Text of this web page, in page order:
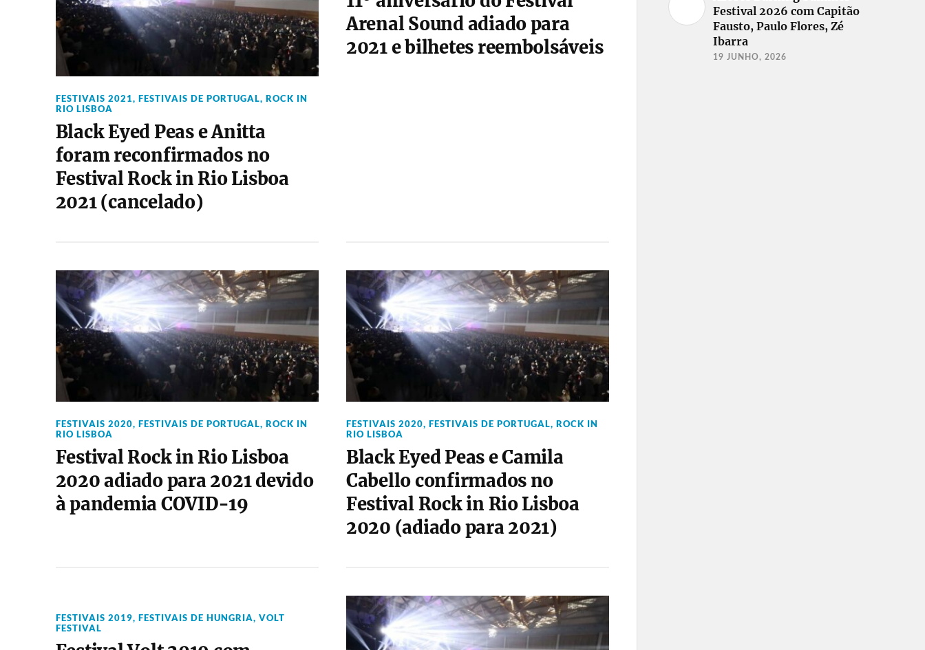
FESTIVAIS 2021, FESTIVAIS DE PORTUGAL, ROCK IN
RIO LISBOA
Black Eyed Peas e Anitta
foram reconfirmados no
Festival Rock in Rio Lisboa
2021 (cancelado)
Arenal Sound adiado para
2021 e bilhetes reembolsáveis
FESTIVAIS 2020, FESTIVAIS DE PORTUGAL, ROCK IN
RIO LISBOA
Festival Rock in Rio Lisboa
2020 adiado para 2021 devido
à pandemia COVID-19
FESTIVAIS 2020, FESTIVAIS DE PORTUGAL, ROCK IN
RIO LISBOA
Black Eyed Peas e Camila
Cabello confirmados no
Festival Rock in Rio Lisboa
2020 (adiado para 2021)
FESTIVAIS 2019, FESTIVAIS DE HUNGRIA, VOLT
FESTIVAL
Festival 2026 com Capitão
Fausto, Paulo Flores, Zé
Ibarra
19 JUNHO, 2026